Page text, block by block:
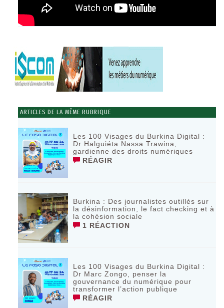
ARTICLES DE LA MÊME RUBRIQUE
Les 100 Visages du Burkina Digital :
Dr Halguiéta Nassa Trawina,
gardienne des droits numériques
RÉAGIR
Burkina : Des journalistes outillés sur
la désinformation, le fact checking et à
la cohésion sociale
1 RÉACTION
Les 100 Visages du Burkina Digital :
Dr Marc Zongo, penser la
gouvernance du numérique pour
transformer l’action publique
RÉAGIR